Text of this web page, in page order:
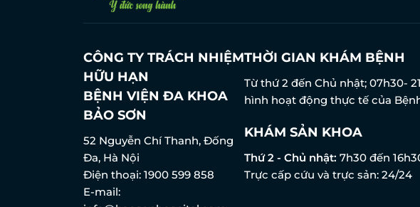
CÔNG TY TRÁCH NHIỆM
HỮU HẠN
BỆNH VIỆN ĐA KHOA
BẢO SƠN
52 Nguyễn Chí Thanh, Đống
Đa, Hà Nội
Điện thoại: 1900 599 858
E-mail:
THỜI GIAN KHÁM BỆNH
Từ thứ 2 đến Chủ nhật; 07h30-
hình hoạt động thực tế của
KHÁM SẢN KHOA
Thứ 2 - Chủ nhật: 7h30 đến
Trực cấp cứu và trực sản: 24/24